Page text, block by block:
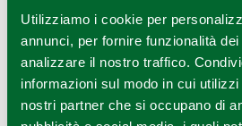
Utilizziamo i cookie per
annunci, per fornire funzionalità
analizzare il nostro traffico.
informazioni sul modo in cui
nostri partner che si occupano di